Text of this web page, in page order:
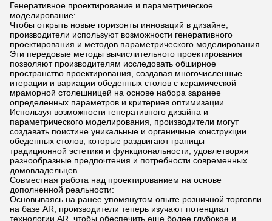
Генеративное проектирование и параметрическое
моделирование:
Чтобы открыть новые горизонты инноваций в дизайне,
производители используют возможности генеративного
проектирования и методов параметрического моделирования.
Эти передовые методы вычислительного проектирования
позволяют производителям исследовать обширное
пространство проектирования, создавая многочисленные
итерации и вариации обеденных столов с керамической
мраморной столешницей на основе набора заранее
определенных параметров и критериев оптимизации.
Используя возможности генеративного дизайна и
параметрического моделирования, производители могут
создавать поистине уникальные и органичные конструкции
обеденных столов, которые раздвигают границы
традиционной эстетики и функциональности, удовлетворяя
разнообразные предпочтения и потребности современных
домовладельцев.
Совместная работа над проектированием на основе
дополненной реальности:
Основываясь на ранее упомянутом опыте розничной торговли
на базе AR, производители теперь изучают потенциал
технологии AR, чтобы обеспечить еще более глубокое и